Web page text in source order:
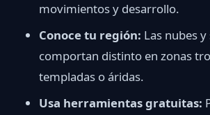
movimientos y desarrollo.
Conoce tu región: Las nubes
comportan distinto en zonas
templadas o áridas.
Usa herramientas gratuitas: